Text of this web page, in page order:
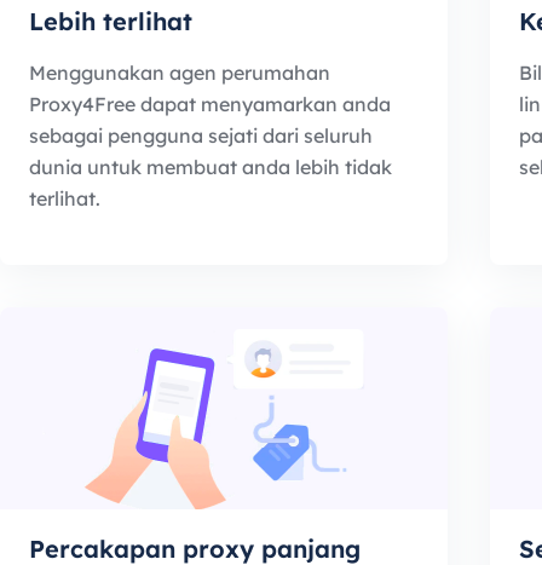
Lebih terlihat
Menggunakan agen perumahan
Proxy4Free dapat menyamarkan anda
sebagai pengguna sejati dari seluruh
dunia untuk membuat anda lebih tidak
terlihat.
Percakapan proxy panjang